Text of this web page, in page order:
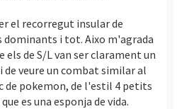
el recorregut insular de
i tot. Aixo m'agrada
els de S/L van ser clarament un
veure un combat similar al
de pokemon, de l'estil 4 petits
es una esponja de vida.